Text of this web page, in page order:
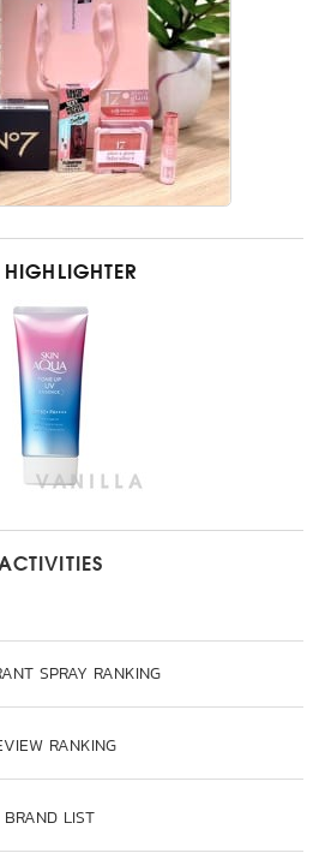
HIGHLIGHTER
SPRAY RANKING
RANKING
BRAND LIST